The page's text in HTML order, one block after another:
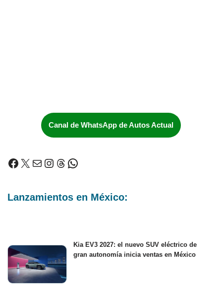
Canal de WhatsApp de Autos Actual
Lanzamientos en México:
Kia EV3 2027: el nuevo SUV eléctrico de
gran autonomía inicia ventas en México